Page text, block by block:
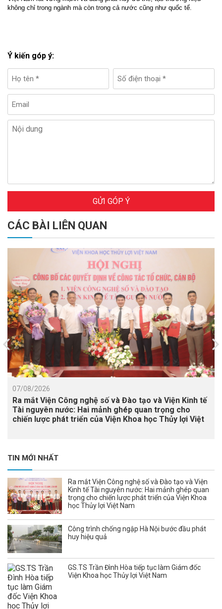
không chỉ trong ngành mà còn trong cả nước cũng như quốc tế.
Ý kiến góp ý:
GỬI GÓP Ý
CÁC BÀI LIÊN QUAN
07/08/2026
Ra mắt Viện Công nghệ số và Đào tạo và Viện Kinh tế
Tài nguyên nước: Hai mảnh ghép quan trọng cho
chiến lược phát triển của Viện Khoa học Thủy lợi Việt
TIN MỚI NHẤT
Ra mắt Viện Công nghệ số và Đào tạo và Viện
Kinh tế Tài nguyên nước: Hai mảnh ghép quan
trọng cho chiến lược phát triển của Viện Khoa
học Thủy lợi Việt Nam
Công trình chống ngập Hà Nội bước đầu phát
huy hiệu quả
GS.TS Trần Đình Hòa tiếp tục làm Giám đốc
Viện Khoa học Thủy lợi Việt Nam